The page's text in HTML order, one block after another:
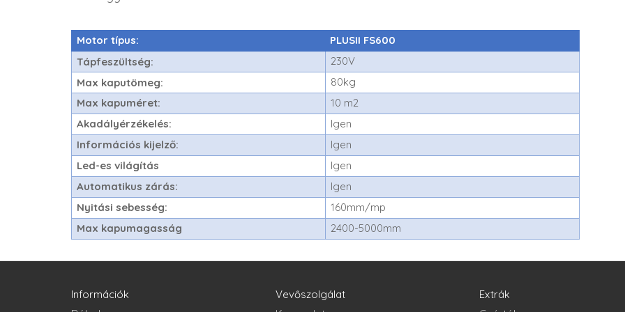
Motor típus:
PLUSII FS600
Tápfeszültség:
230V
Max kaputömeg:
80kg
Max kapuméret:
10 m2
Akadályérzékelés:
Igen
Információs kijelző:
Igen
Led-es világítás
Igen
Automatikus zárás:
Igen
Nyitási sebesség:
160mm/mp
Max kapumagasság
2400-5000mm
Információk
Vevőszolgálat
Extrák